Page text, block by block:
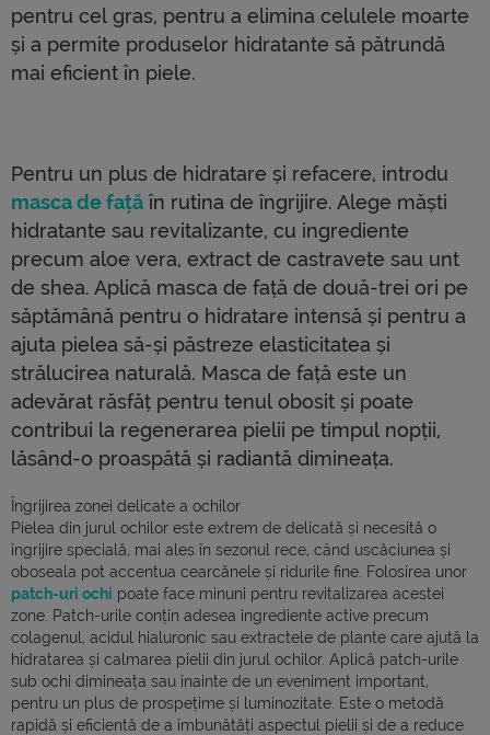
pentru cel gras, pentru a elimina celulele moarte
și a permite produselor hidratante să pătrundă
mai eficient în piele.
Pentru un plus de hidratare și refacere, introdu
masca de față în rutina de îngrijire. Alege măști
hidratante sau revitalizante, cu ingrediente
precum aloe vera, extract de castravete sau unt
de shea. Aplică masca de față de două-trei ori pe
săptămână pentru o hidratare intensă și pentru a
ajuta pielea să-și păstreze elasticitatea și
strălucirea naturală. Masca de față este un
adevărat răsfăț pentru tenul obosit și poate
contribui la regenerarea pielii pe timpul nopții,
lăsând-o proaspătă și radiantă dimineața.
Îngrijirea zonei delicate a ochilor
Pielea din jurul ochilor este extrem de delicată și necesită o
îngrijire specială, mai ales în sezonul rece, când uscăciunea și
oboseala pot accentua cearcănele și ridurile fine. Folosirea unor
patch-uri ochi poate face minuni pentru revitalizarea acestei
zone. Patch-urile conțin adesea ingrediente active precum
colagenul, acidul hialuronic sau extractele de plante care ajută la
hidratarea și calmarea pielii din jurul ochilor. Aplică patch-urile
sub ochi dimineața sau înainte de un eveniment important,
pentru un plus de prospețime și luminozitate. Este o metodă
rapidă și eficientă de a îmbunătăți aspectul pielii și de a reduce